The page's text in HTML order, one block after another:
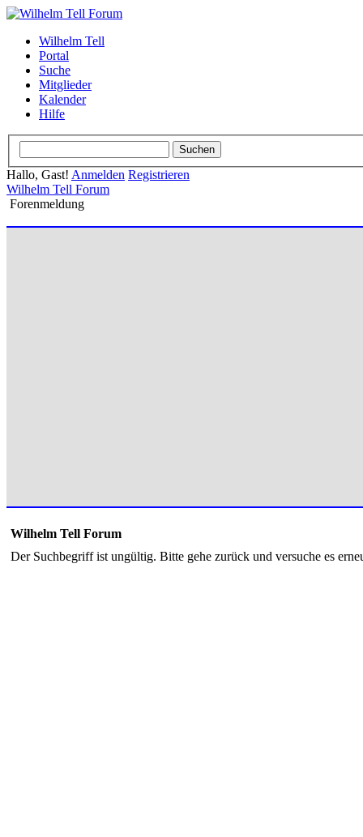
Wilhelm Tell
Portal
Suche
Mitglieder
Kalender
Hilfe
Hallo, Gast! Anmelden Registrieren
Wilhelm Tell Forum
Forenmeldung
Wilhelm Tell Forum
Der Suchbegriff ist ungültig. Bitte gehe zurück und versuche es